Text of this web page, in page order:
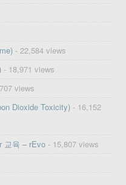
- 22,584 views
- 18,971 views
views
Dioxide Toxicity) - 16,152
교육 – rEvo - 15,807 views